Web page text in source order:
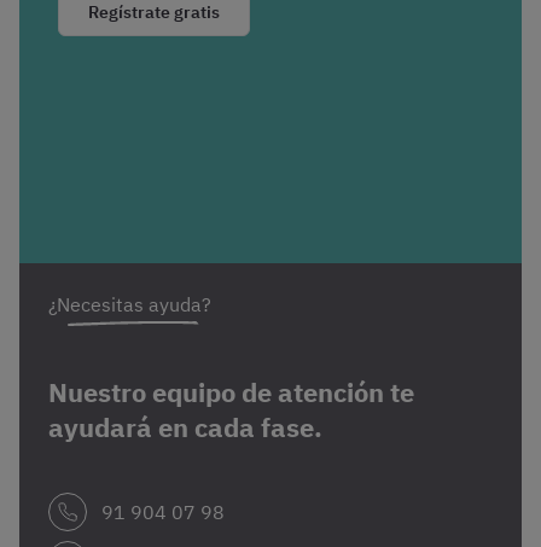
Regístrate gratis
¿Necesitas ayuda?
Nuestro equipo de atención te
ayudará en cada fase.
91 904 07 98